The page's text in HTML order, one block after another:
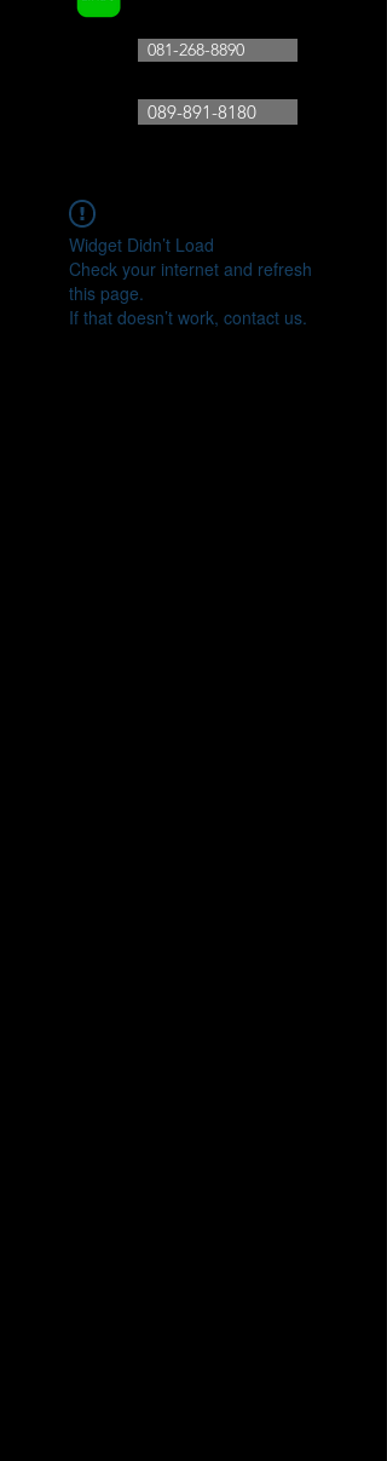
081-268-8890
089-891-8180
Widget Didn’t Load
Check your internet and refresh
this page.
If that doesn’t work, contact us.